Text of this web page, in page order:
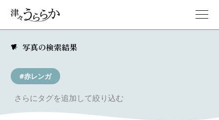
写真の検索結果
#赤レンガ
さらにタグを追加して絞り込む